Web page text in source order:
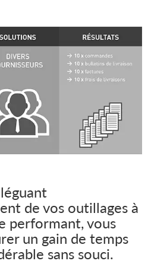
de vos outillages à
performant, vous
un gain de temps
sans souci.